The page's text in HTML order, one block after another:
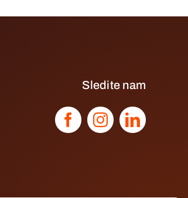
Sledite nam